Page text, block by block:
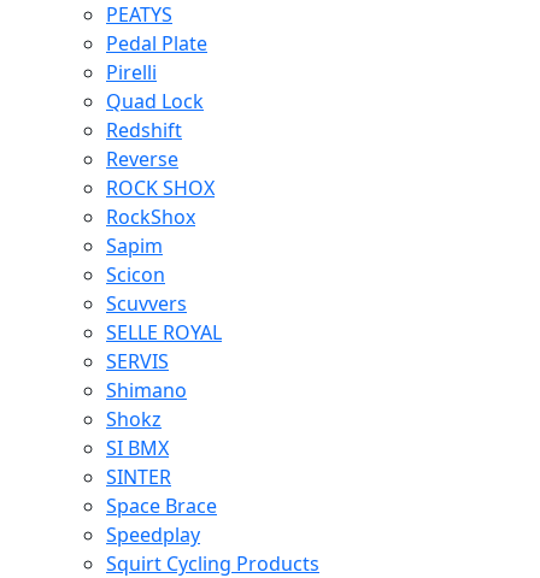
PEATYS
Pedal Plate
Pirelli
Quad Lock
Redshift
Reverse
ROCK SHOX
RockShox
Sapim
Scicon
Scuvvers
SELLE ROYAL
SERVIS
Shimano
Shokz
SI BMX
SINTER
Space Brace
Speedplay
Squirt Cycling Products